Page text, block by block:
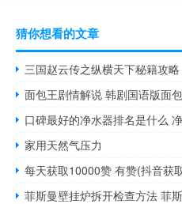
猜你想看的文章
三国赵云传之纵横天下秘籍攻
面包王剧情解说 韩剧国语版面
口碑最好的净水器排名是什么
家用天然气压力
每天获取10000赞 有赞(抖音获
菲斯曼壁挂炉拆开检查方法 菲